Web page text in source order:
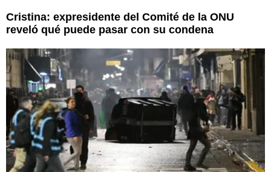
Cristina: expresidente del Comité de la ONU
reveló qué puede pasar con su condena